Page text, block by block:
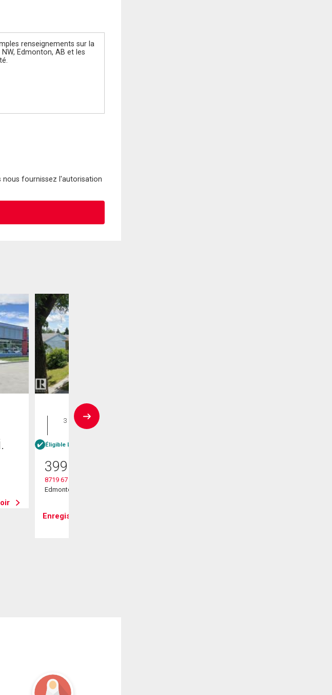
nous fournissez l'autorisation
Maison
3 CAC , 1
SDB
Éligible Louer pour acheter
399 900
8719 67 Avenue Nw
Edmonton, AB
Enregistrer